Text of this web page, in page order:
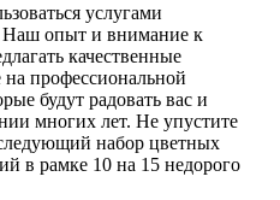
услугами
Наш опыт и внимание к
качественные
профессиональной
будут радовать вас и
многих лет. Не упустите
набор цветных
в рамке 10 на 15 недорого